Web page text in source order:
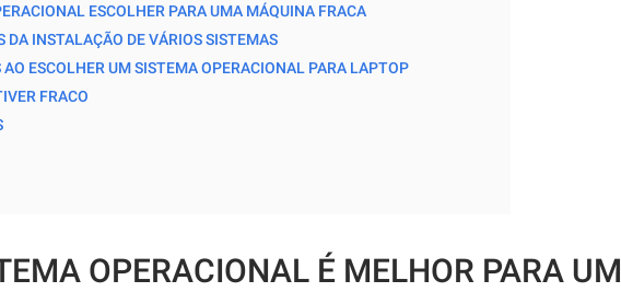
ESCOLHER PARA UMA MÁQUINA FRACA
DA INSTALAÇÃO DE VÁRIOS SISTEMAS
AO ESCOLHER UM SISTEMA OPERACIONAL PARA LAPTOP
FRACO
OPERACIONAL É MELHOR PARA UM